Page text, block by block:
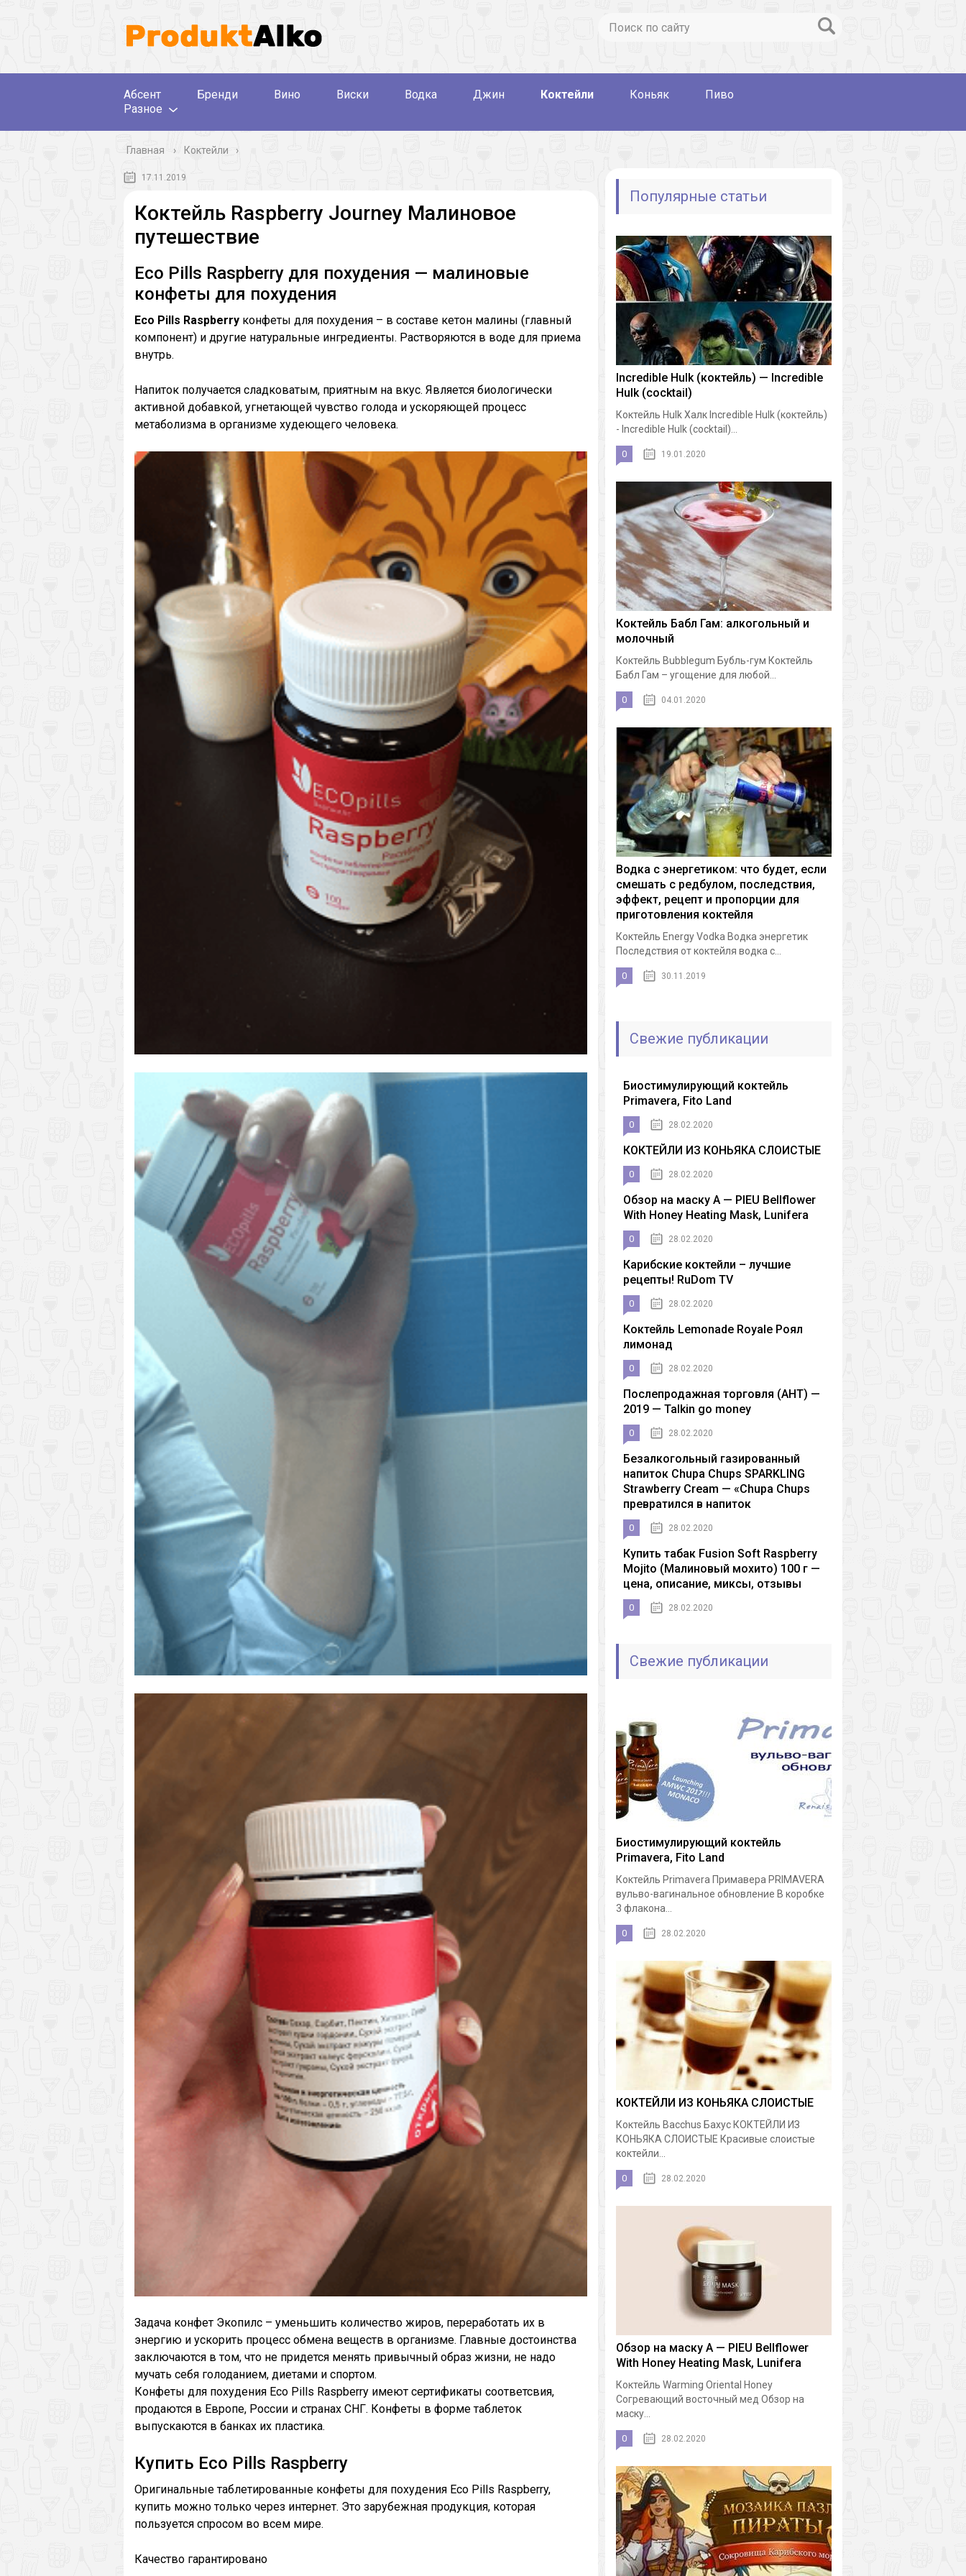
Абсент Бренди Вино Виски Водка Джин Коктейли Коньяк
Пиво
Разное
Главная › Коктейли
17.11.2019
Коктейль Raspberry Journey Малиновое
путешествие
Eco Pills Raspberry для похудения — малиновые
конфеты для похудения
Eco Pills Raspberry конфеты для похудения – в составе кетон малины (главный
компонент) и другие натуральные ингредиенты. Растворяются в воде для приема
внутрь.
Напиток получается сладковатым, приятным на вкус. Является биологически
активной добавкой, угнетающей чувство голода и ускоряющей процесс
метаболизма в организме худеющего человека.
Задача конфет Экопилс – уменьшить количество жиров, переработать их в
энергию и ускорить процесс обмена веществ в организме. Главные достоинства
заключаются в том, что не придется менять привычный образ жизни, не надо
мучать себя голоданием, диетами и спортом.
Конфеты для похудения Eco Pills Raspberry имеют сертификаты соответсвия,
продаются в Европе, России и странах СНГ. Конфеты в форме таблеток
выпускаются в банках их пластика.
Купить Eco Pills Raspberry
Оригинальные таблетированные конфеты для похудения Eco Pills Raspberry,
купить можно только через интернет. Это зарубежная продукция, которая
пользуется спросом во всем мире.
Качество гарантировано
Популярные статьи
Incredible Hulk (коктейль) — Incredible
Hulk (cocktail)
Коктейль Hulk Халк Incredible Hulk (коктейль)
- Incredible Hulk (cocktail)...
0 19.01.2020
Коктейль Бабл Гам: алкогольный и
молочный
Коктейль Bubblegum Бубль-гум Коктейль
Бабл Гам – угощение для любой...
0 04.01.2020
Водка с энергетиком: что будет, если
смешать с редбулом, последствия,
эффект, рецепт и пропорции для
приготовления коктейля
Коктейль Energy Vodka Водка энергетик
Последствия от коктейля водка с...
0 30.11.2019
Свежие публикации
Биостимулирующий коктейль
Primavera, Fito Land
0 28.02.2020
КОКТЕЙЛИ ИЗ КОНЬЯКА СЛОИСТЫЕ
0 28.02.2020
Обзор на маску A — PIEU Bellflower
With Honey Heating Mask, Lunifera
0 28.02.2020
Карибские коктейли – лучшие
рецепты! RuDom TV
0 28.02.2020
Коктейль Lemonade Royale Роял
лимонад
0 28.02.2020
Послепродажная торговля (AHT) —
2019 — Talkin go money
0 28.02.2020
Безалкогольный газированный
напиток Chupa Chups SPARKLING
Strawberry Cream — «Chupa Chups
превратился в напиток
0 28.02.2020
Купить табак Fusion Soft Raspberry
Mojito (Малиновый мохито) 100 г —
цена, описание, миксы, отзывы
0 28.02.2020
Свежие публикации
Биостимулирующий коктейль
Primavera, Fito Land
Коктейль Primavera Примавера PRIMAVERA
вульво-вагинальное обновление В коробке
3 флакона...
0 28.02.2020
КОКТЕЙЛИ ИЗ КОНЬЯКА СЛОИСТЫЕ
Коктейль Bacchus Бахус КОКТЕЙЛИ ИЗ
КОНЬЯКА СЛОИСТЫЕ Красивые слоистые
коктейли...
0 28.02.2020
Обзор на маску A — PIEU Bellflower
With Honey Heating Mask, Lunifera
Коктейль Warming Oriental Honey
Согревающий восточный мед Обзор на
маску...
0 28.02.2020